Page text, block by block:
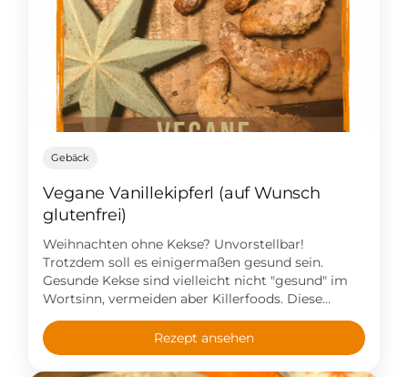
Gebäck
Vegane Vanillekipferl (auf Wunsch
glutenfrei)
Weihnachten ohne Kekse? Unvorstellbar!
Trotzdem soll es einigermaßen gesund sein.
Gesunde Kekse sind vielleicht nicht "gesund" im
Wortsinn, vermeiden aber Killerfoods. Diese
Vanillekipferl sind vegan und ich verwende
Alternativen zu Haushaltszucker. Lecker!
Rezept ansehen